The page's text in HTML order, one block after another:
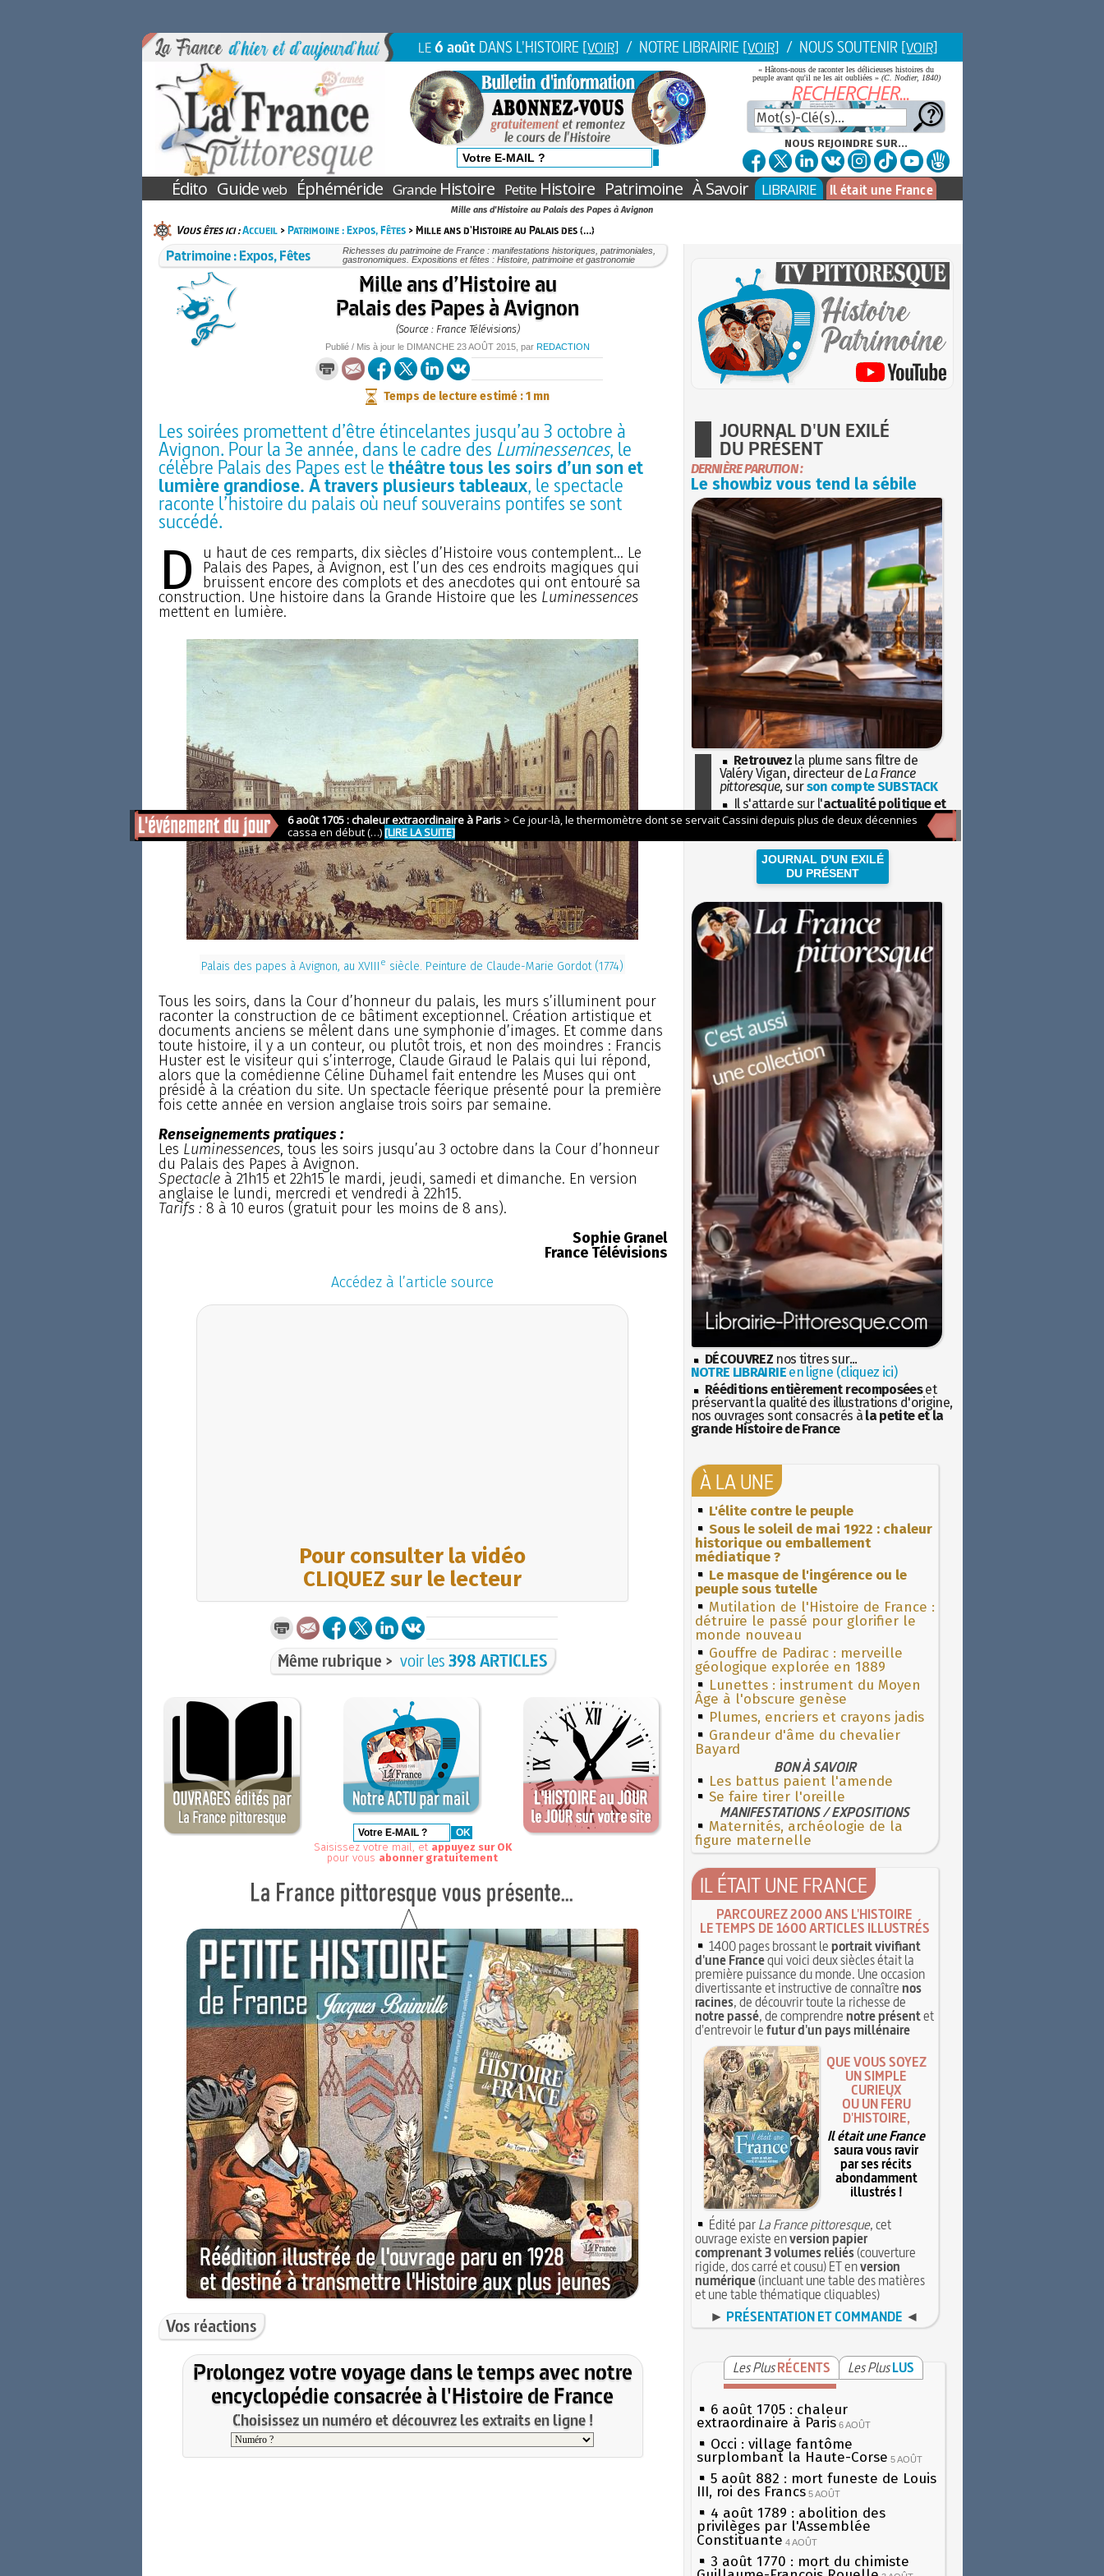
LE6 août DANS L'HISTOIRE [VOIR] / NOTRE LIBRAIRIE [VOIR] / NOUS SOUTENIR [VOIR]
« Hâtons-nous de raconter les délicieuses histoires du
peuple avant qu'il ne les ait oubliées » (C. Nodier, 1840)
NOUS REJOINDRE SUR...
Édito Guideweb Éphéméride GrandeHistoire PetiteHistoire Patrimoine À Savoir LIBRAIRIE Il était une France
Mille ans d'Histoire au Palais des Papes à Avignon
Vous êtes ici :Accueil>Patrimoine : Expos, Fêtes> Mille ans d'Histoire au Palais des (…)
Patrimoine : Expos, Fêtes
Richesses du patrimoine de France : manifestations historiques, patrimoniales,
gastronomiques. Expositions et fêtes : Histoire, patrimoine et gastronomie
Mille ans d’Histoire au
Palais des Papes à Avignon
(Source : France Télévisions)
Publié / Mis à jour le DIMANCHE 23 AOÛT 2015 , par REDACTION
Temps de lecture estimé : 1 mn
Les soirées promettent d’être étincelantes jusqu’au 3 octobre à
Avignon. Pour la 3e année, dans le cadre des Luminessences, le
célèbre Palais des Papes est lethéâtre tous les soirs d’un son et
lumière grandiose. À travers plusieurs tableaux, le spectacle
raconte l’histoire du palais où neuf souverains pontifes se sont
succédé.
D
u haut de ces remparts, dix siècles d’Histoire vous contemplent... Le
Palais des Papes, à Avignon, est l’un des ces endroits magiques qui
bruissent encore des complots et des anecdotes qui ont entouré sa
construction. Une histoire dans la Grande Histoire que les Luminessences
mettent en lumière.
Palais des papes à Avignon, au XVIII e siècle. Peinture de Claude-Marie Gordot (1774)
Tous les soirs, dans la Cour d’honneur du palais, les murs s’illuminent pour
raconter la construction de ce bâtiment exceptionnel. Création artistique et
documents anciens se mêlent dans une symphonie d’images. Et comme dans
toute histoire, il y a un conteur, ou plutôt trois, et non des moindres : Francis
Huster est le visiteur qui s’interroge, Claude Giraud le Palais qui lui répond,
alors que la comédienne Céline Duhamel fait entendre les Muses qui ont
présidé à la création du site. Un spectacle féerique présenté pour la première
fois cette année en version anglaise trois soirs par semaine.
Renseignements pratiques :
Les Luminessences, tous les soirs jusqu’au 3 octobre dans la Cour d’honneur
du Palais des Papes à Avignon.
Spectacleà 21h15 et 22h15 le mardi, jeudi, samedi et dimanche. En version
anglaise le lundi, mercredi et vendredi à 22h15.
Tarifs : 8 à 10 euros (gratuit pour les moins de 8 ans).
Sophie Granel
France Télévisions
Accédez à l’article source
Pour consulter la vidéo
CLIQUEZ sur le lecteur
Même rubrique > voir les398 ARTICLES
Saisissez votre mail, et appuyez sur OK
pour vous abonner gratuitement
Vos réactions
Prolongez votre voyage dans le temps avec notre
encyclopédie consacrée à l'Histoire de France
Choisissez un numéro et découvrez les extraits en ligne !
JOURNAL D'UN EXILÉ
DU PRÉSENT
DERNIÈRE PARUTION :
Le showbiz vous tend la sébile
Retrouvez la plume sans filtre de
Valéry Vigan, directeur de La France
pittoresque, surson compte SUBSTACK
Il s'attarde sur l'actualité politique et
sociétaleavec la hauteur de vue de
JOURNAL D'UN EXILÉ
DU PRÉSENT
DÉCOUVREZ nos titres sur...
NOTRE LIBRAIRIEen ligne (cliquez ici)
Rééditions entièrement recomposéeset
préservant la qualité des illustrations d'origine,
nos ouvrages sont consacrés à la petite et la
grande Histoire de France
À LA UNE
L'élite contre le peuple
Sous le soleil de mai 1922 : chaleur
historique ou emballement
médiatique ?
Le masque de l'ingérence ou le
peuple sous tutelle
Mutilation de l'Histoire de France :
détruire le passé pour glorifier le
monde nouveau
Gouffre de Padirac : merveille
géologique explorée en 1889
Lunettes : instrument du Moyen
Âge à l'obscure genèse
Plumes, encriers et crayons jadis
Grandeur d'âme du chevalier
Bayard
BON À SAVOIR
Les battus paient l'amende
Se faire tirer l'oreille
MANIFESTATIONS / EXPOSITIONS
Maternités, archéologie de la
figure maternelle
IL ÉTAIT UNE FRANCE
PARCOUREZ 2000 ANS L'HISTOIRE
LE TEMPS DE 1600 ARTICLES ILLUSTRÉS
1400 pages brossant leportrait vivifiant
d'une Francequi voici deux siècles était la
première puissance du monde. Une occasion
divertissante et instructive de connaîtrenos
racines, de découvrir toute la richesse de
notre passé, de comprendrenotre présentet
d'entrevoir lefutur d'un pays millénaire
QUE VOUS SOYEZ
UN SIMPLE
CURIEUX
OU UN FÉRU
D'HISTOIRE,
Il était une France
saura vous ravir
par ses récits
abondamment
illustrés !
Édité parLa France pittoresque, cet
ouvrage existe enversion papier
comprenant 3 volumes reliés(couverture
rigide, dos carré et cousu) ET enversion
numérique(incluant une table des matières
et une table thématique cliquables)
► PRÉSENTATION ET COMMANDE ◄
Les Plus RÉCENTS Les Plus LUS
6 août 1705 : chaleur
extraordinaire à Paris 6 AOÛT
Occi : village fantôme
surplombant la Haute-Corse 5 AOÛT
5 août 882 : mort funeste de Louis
III, roi des Francs 5 AOÛT
4 août 1789 : abolition des
privilèges par l'Assemblée
Constituante 4 AOÛT
3 août 1770 : mort du chimiste